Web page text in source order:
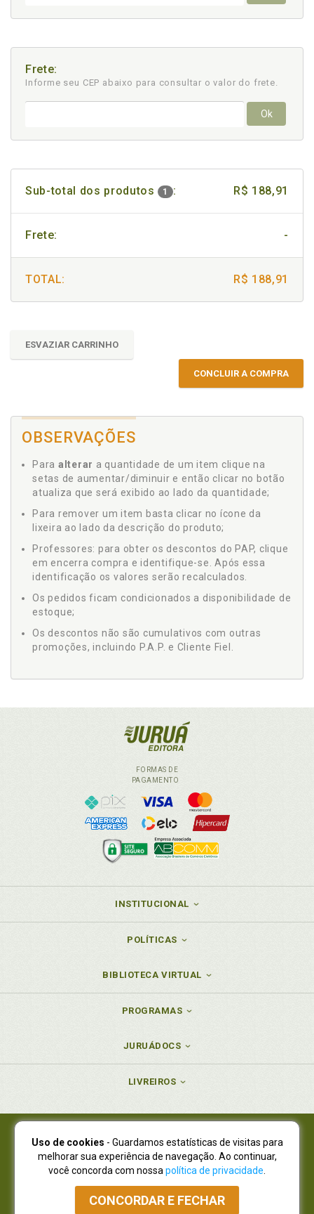
Frete:
Informe seu CEP abaixo para consultar o valor do frete.
Ok
Sub-total dos produtos 1 : R$ 188,91
Frete: -
TOTAL: R$ 188,91
ESVAZIAR CARRINHO
CONCLUIR A COMPRA
OBSERVAÇÕES
Para alterar a quantidade de um item clique na
setas de aumentar/diminuir e então clicar no botão
atualiza que será exibido ao lado da quantidade;
Para remover um item basta clicar no ícone da
lixeira ao lado da descrição do produto;
Professores: para obter os descontos do PAP, clique
em encerra compra e identifique-se. Após essa
identificação os valores serão recalculados.
Os pedidos ficam condicionados a disponibilidade de
estoque;
Os descontos não são cumulativos com outras
promoções, incluindo P.A.P. e Cliente Fiel.
FORMAS DE
PAGAMENTO
INSTITUCIONAL
POLÍTICAS
BIBLIOTECA VIRTUAL
PROGRAMAS
JURUÁDOCS
LIVREIROS
Juruá Editora Ltda., CNPJ 77.535.508/0001-19
Juruá Informática Ltda., CNPJ 01.701.561/0001-80
NOVO ENDEREÇO:R. Flávio Dallegrave, 7665, São Lourenço |
Curitiba - Paraná - CEP 82210-310
Atendimento: (41) 4009-3900|Vendas Atacado: (41) 4009-3939
Uso de cookies - Guardamos estatísticas de visitas para
melhorar sua experiência de navegação. Ao continuar,
você concorda com nossa política de privacidade
CONCORDAR E FECHAR